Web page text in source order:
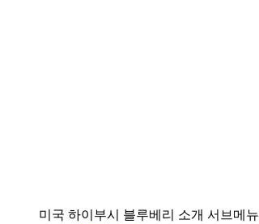
미국 하이부시 블루베리 소개 서브메뉴